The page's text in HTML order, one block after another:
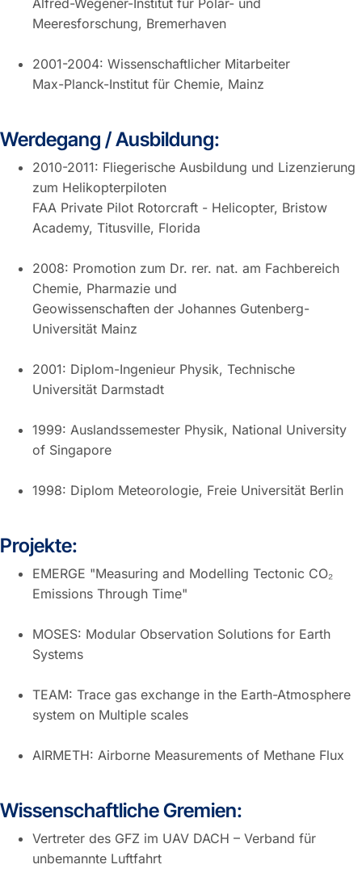
Alfred-Wegener-Institut für Polar- und
Meeresforschung, Bremerhaven
2001-2004: Wissenschaftlicher Mitarbeiter
Max-Planck-Institut für Chemie, Mainz
Werdegang / Ausbildung:
2010-2011: Fliegerische Ausbildung und Lizenzierung
zum Helikopterpiloten
FAA Private Pilot Rotorcraft - Helicopter, Bristow
Academy, Titusville, Florida
2008: Promotion zum Dr. rer. nat. am Fachbereich
Chemie, Pharmazie und
Geowissenschaften der Johannes Gutenberg-
Universität Mainz
2001: Diplom-Ingenieur Physik, Technische
Universität Darmstadt
1999: Auslandssemester Physik, National University
of Singapore
1998: Diplom Meteorologie, Freie Universität Berlin
Projekte:
EMERGE "Measuring and Modelling Tectonic CO₂
Emissions Through Time"
MOSES: Modular Observation Solutions for Earth
Systems
TEAM: Trace gas exchange in the Earth-Atmosphere
system on Multiple scales
AIRMETH: Airborne Measurements of Methane Flux
Wissenschaftliche Gremien:
Vertreter des GFZ im UAV DACH – Verband für
unbemannte Luftfahrt